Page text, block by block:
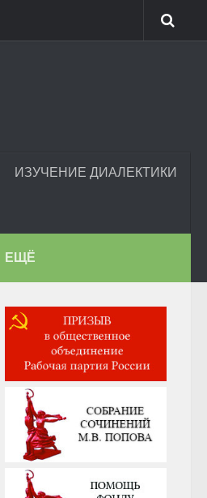
ИЗУЧЕНИЕ ДИАЛЕКТИКИ
ЕЩЁ